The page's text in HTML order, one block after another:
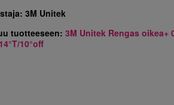
3M Unitek
tuotteeseen:3M Unitek Rengas oikea+
10°off